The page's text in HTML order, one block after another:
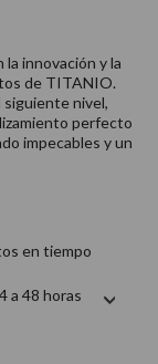
la innovación y la
de TITANIO.
siguiente nivel,
perfecto
impecables y un
en tiempo
a 48 horas